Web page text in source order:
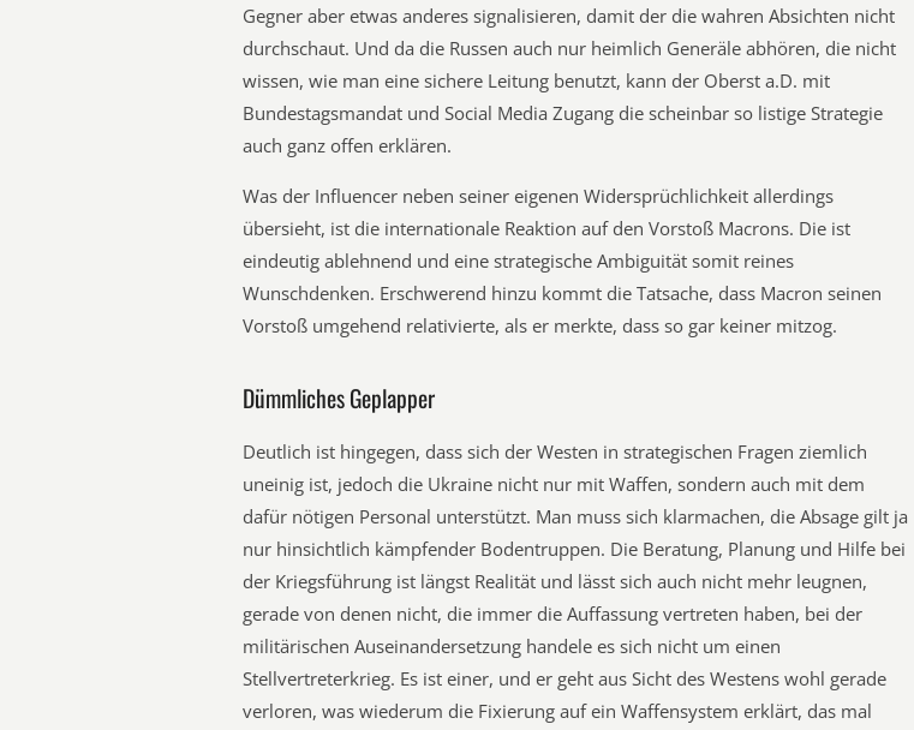
Gegner aber etwas anderes signalisieren, damit der die wahren Absichten nicht
durchschaut. Und da die Russen auch nur heimlich Generäle abhören, die nicht
wissen, wie man eine sichere Leitung benutzt, kann der Oberst a.D. mit
Bundestagsmandat und Social Media Zugang die scheinbar so listige Strategie
auch ganz offen erklären.
Was der Influencer neben seiner eigenen Widersprüchlichkeit allerdings
übersieht, ist die internationale Reaktion auf den Vorstoß Macrons. Die ist
eindeutig ablehnend und eine strategische Ambiguität somit reines
Wunschdenken. Erschwerend hinzu kommt die Tatsache, dass Macron seinen
Vorstoß umgehend relativierte, als er merkte, dass so gar keiner mitzog.
Dümmliches Geplapper
Deutlich ist hingegen, dass sich der Westen in strategischen Fragen ziemlich
uneinig ist, jedoch die Ukraine nicht nur mit Waffen, sondern auch mit dem
dafür nötigen Personal unterstützt. Man muss sich klarmachen, die Absage gilt ja
nur hinsichtlich kämpfender Bodentruppen. Die Beratung, Planung und Hilfe bei
der Kriegsführung ist längst Realität und lässt sich auch nicht mehr leugnen,
gerade von denen nicht, die immer die Auffassung vertreten haben, bei der
militärischen Auseinandersetzung handele es sich nicht um einen
Stellvertreterkrieg. Es ist einer, und er geht aus Sicht des Westens wohl gerade
verloren, was wiederum die Fixierung auf ein Waffensystem erklärt, das mal